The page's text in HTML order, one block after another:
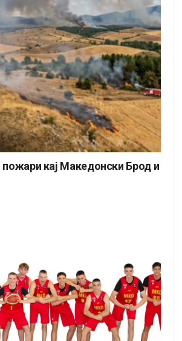
кај Македонски Брод и